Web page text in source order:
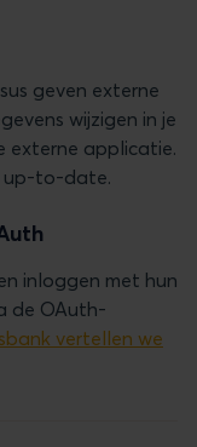
geven externe
wijzigen in je
externe applicatie.
up-to-date.
inloggen met hun
de OAuth-
vertellen we